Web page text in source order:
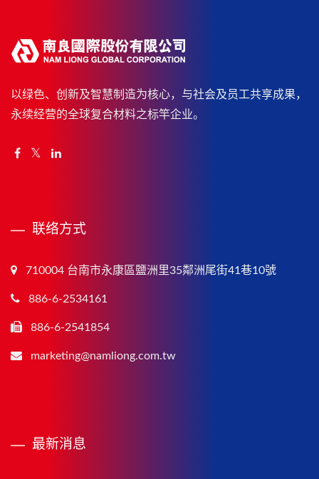
以绿色、创新及智慧制造为核心，与社会及员工共享成果，
永续经营的全球复合材料之标竿企业。
联络方式
710004 台南市永康區鹽洲里35鄰洲尾街41巷10號
886-6-2534161
886-6-2541854
marketing@namliong.com.tw
最新消息